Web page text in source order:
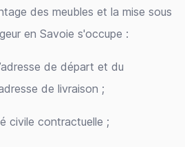
des meubles et la mise sous
en Savoie s'occupe :
de départ et du
de livraison ;
civile contractuelle ;